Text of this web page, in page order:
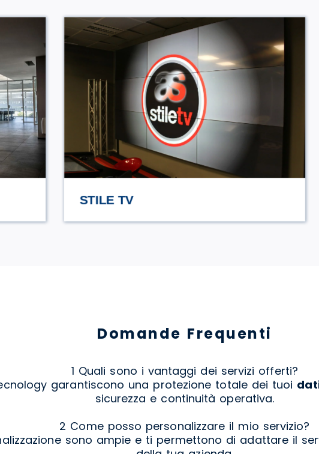
HASAMAMI ECO TRULLO
Domande Frequenti
1 Quali sono i vantaggi dei servizi offerti?
garantiscono una protezione totale dei tuoi
sicurezza e continuità operativa.
2 Come posso personalizzare il mio servizio?
sono ampie e ti permettono di adattare il